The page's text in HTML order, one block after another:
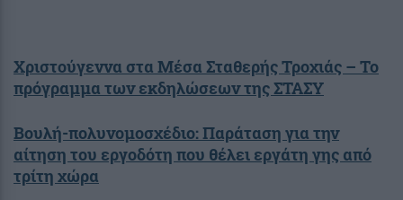
Χριστούγεννα στα Μέσα Σταθερής Τροχιάς – Το
πρόγραμμα των εκδηλώσεων της ΣΤΑΣΥ
Βουλή-πολυνομοσχέδιο: Παράταση για την
αίτηση του εργοδότη που θέλει εργάτη γης από
τρίτη χώρα